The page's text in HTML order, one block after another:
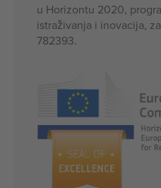
u Horizontu 2020,
istraživanja i inovacija,
782393.